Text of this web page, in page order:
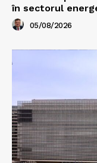
în sectorul
05/08/2026